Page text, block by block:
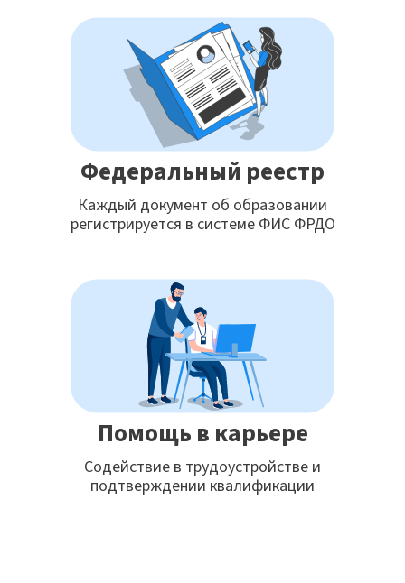
Федеральный реестр
Каждый документ об образовании
регистрируется в системе ФИС ФРДО
Помощь в карьере
Содействие в трудоустройстве и
подтверждении квалификации